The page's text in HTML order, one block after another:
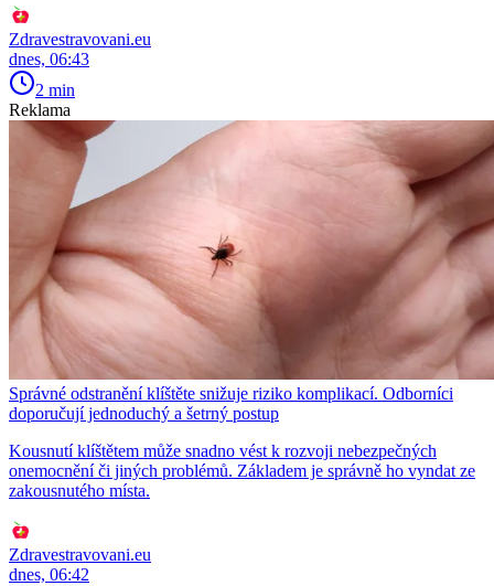
Zdravestravovani.eu
dnes, 06:43
2 min
Reklama
Správné odstranění klíštěte snižuje riziko komplikací. Odborníci
doporučují jednoduchý a šetrný postup
Kousnutí klíštětem může snadno vést k rozvoji nebezpečných
onemocnění či jiných problémů. Základem je správně ho vyndat ze
zakousnutého místa.
Zdravestravovani.eu
dnes, 06:42